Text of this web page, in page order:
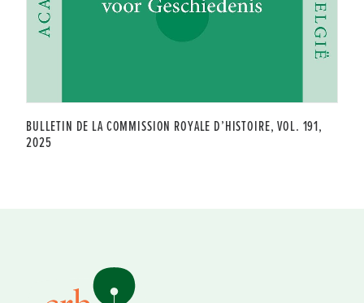
BULLETIN DE LA COMMISSION ROYALE D’HISTOIRE, VOL. 191,
2025